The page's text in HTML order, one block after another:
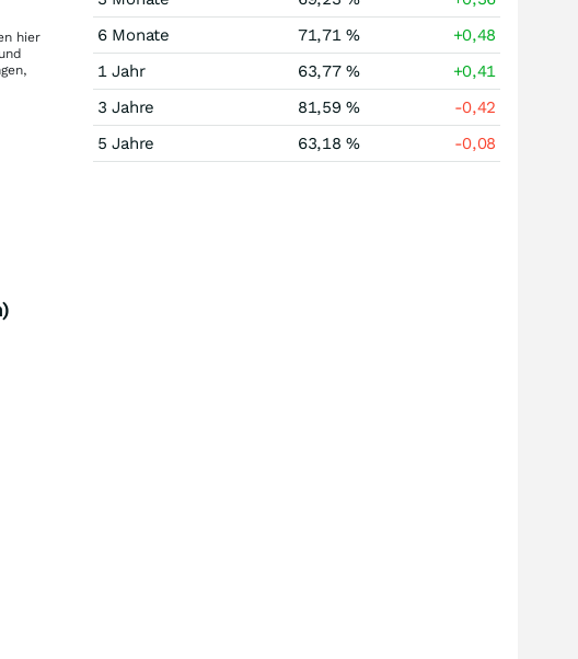
hier
6 Monate
71,71 %
+0,48
1 Jahr
63,77 %
+0,41
3 Jahre
81,59 %
-0,42
5 Jahre
63,18 % -0,08